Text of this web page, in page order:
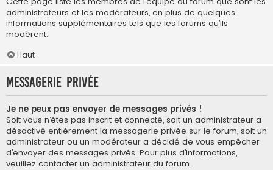
administrateurs et les modérateurs, en plus de quelques
informations supplémentaires tels que les forums qu’ils
modèrent.
Haut
Messagerie privée
Je ne peux pas envoyer de messages privés !
Soit vous n’êtes pas inscrit et connecté, soit un administrateur a
désactivé entièrement la messagerie privée sur le forum, soit un
administrateur ou un modérateur a décidé de vous empêcher
d’envoyer des messages privés. Pour plus d’informations,
veuillez contacter un administrateur du forum.